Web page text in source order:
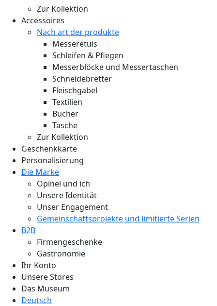
Zur Kollektion
Accessoires
Nach art der produkte
Messeretuis
Schleifen & Pflegen
Messerblöcke und Messertaschen
Schneidebretter
Fleischgabel
Textilien
Bücher
Tasche
Zur Kollektion
Geschenkkarte
Personalisierung
Die Marke
Opinel und ich
Unsere Identität
Unser Engagement
Gemeinschaftsprojekte und limitierte Serien
B2B
Firmengeschenke
Gastronomie
Ihr Konto
Unsere Stores
Das Museum
Deutsch